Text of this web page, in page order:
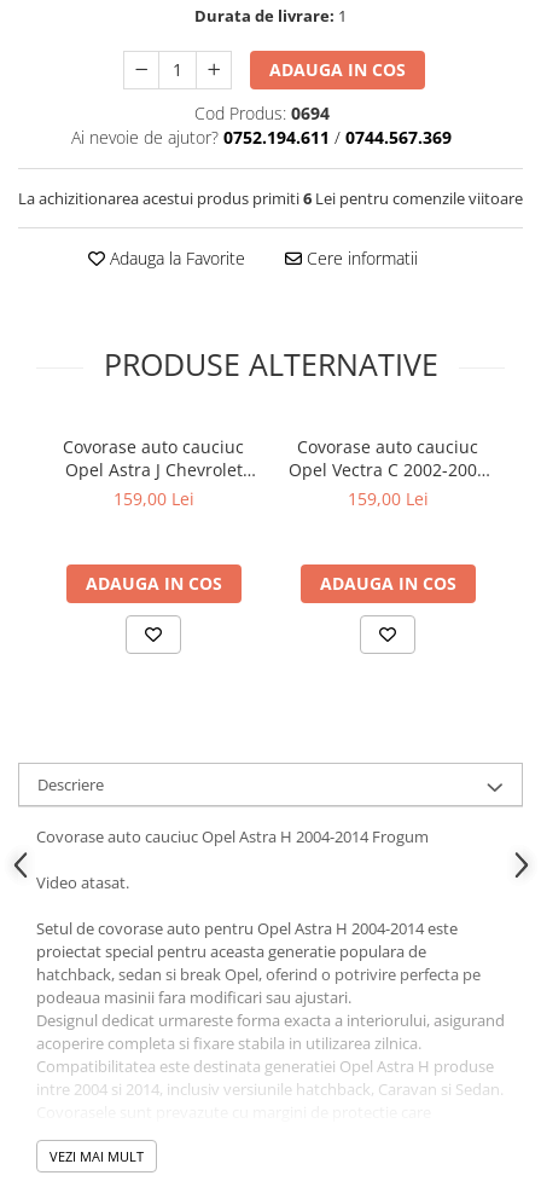
Carcasa Cheie Toyota
Carcasa Cheie Volkswagen
Huse Volan Auto
Huse Volan cu Ac si Ata
Huse Volan din Piele Ecologica
Huse Volan Piele Naturala
Odorizante Auto
Oglinda Retrovizoare
Ornamente Pedale Auto
Ornamente Protectie Portiera
Ornamente Schimbator Viteza
Prelate Auto
Stergatoare Parbriz
Suporti Numar Inmatriculare
Suporti Pahar Auto
Suporti Telefon Auto
Tetiera Auto
COVORASE AUTO
Covorase BMW
Durata de livrare: 1
ADAUGA IN COS
Cod Produs: 0694
Ai nevoie de ajutor? 0752.194.611 / 0744.567.369
La achizitionarea acestui produs primiti6 Lei pentru comenzile viitoare
Adauga la Favorite Cere informatii
PRODUSE ALTERNATIVE
Covorase auto cauciuc
Opel Astra J Chevrolet
Cruze I si Orlando I
159,00 Lei
ADAUGA IN COS
Covorase auto cauciuc
Opel Vectra C 2002-2008
Frogum
159,00 Lei
ADAUGA IN COS
Descriere
Covorase auto cauciuc Opel Astra H 2004-2014 Frogum
Video atasat.
Setul de covorase auto pentru Opel Astra H 2004-2014 este
proiectat special pentru aceasta generatie populara de
hatchback, sedan si break Opel, oferind o potrivire perfecta pe
podeaua masinii fara modificari sau ajustari.
Designul dedicat urmareste forma exacta a interiorului, asigurand
acoperire completa si fixare stabila in utilizarea zilnica.
Compatibilitatea este destinata generatiei Opel Astra H produse
intre 2004 si 2014, inclusiv versiunile hatchback, Caravan si Sedan.
contribuie la retinerea eficienta a apei, murdariei, nisipului sau
zapezii, protejand mocheta originala a masinii. Bordura
VEZI MAI MULT